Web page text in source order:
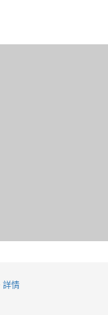
詳情